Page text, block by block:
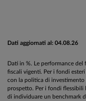
Dati aggiornati al: 04.08.26
Dati in %. Le performance
fiscali vigenti. Per i fondi
con la politica di investimento
prospetto. Per i fondi flessibili
di individuare un benchmark